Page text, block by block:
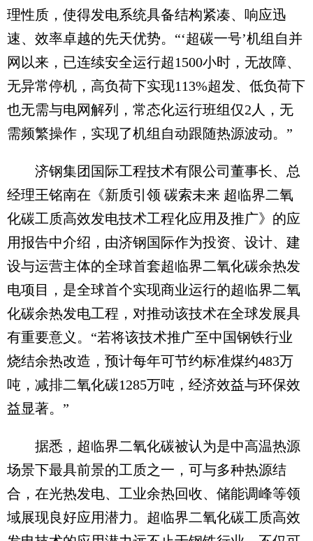
理性质，使得发电系统具备结构紧凑、响应迅
速、效率卓越的先天优势。“‘超碳一号’机组自并
网以来，已连续安全运行超1500小时，无故障、
无异常停机，高负荷下实现113%超发、低负荷下
也无需与电网解列，常态化运行班组仅2人，无
需频繁操作，实现了机组自动跟随热源波动。”
济钢集团国际工程技术有限公司董事长、总
经理王铭南在《新质引领 碳索未来 超临界二氧
化碳工质高效发电技术工程化应用及推广》的应
用报告中介绍，由济钢国际作为投资、设计、建
设与运营主体的全球首套超临界二氧化碳余热发
电项目，是全球首个实现商业运行的超临界二氧
化碳余热发电工程，对推动该技术在全球发展具
有重要意义。“若将该技术推广至中国钢铁行业
烧结余热改造，预计每年可节约标准煤约483万
吨，减排二氧化碳1285万吨，经济效益与环保效
益显著。”
据悉，超临界二氧化碳被认为是中高温热源
场景下最具前景的工质之一，可与多种热源结
合，在光热发电、工业余热回收、储能调峰等领
域展现良好应用潜力。超临界二氧化碳工质高效